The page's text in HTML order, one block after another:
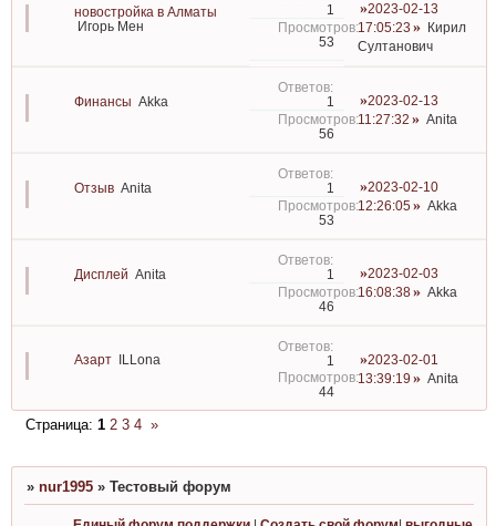
новостройка в Алматы
Игорь Мен
1
53
2023-02-13
17:05:23
Кирил
Султанович
Финансы Akka 1
56
2023-02-13
11:27:32
Anita
Отзыв Anita 1
53
2023-02-10
12:26:05
Akka
Дисплей Anita 1
46
2023-02-03
16:08:38
Akka
Азарт ILLona 1
44
2023-02-01
13:39:19
Anita
Страница: 1 2 3 4 »
» nur1995 » Тестовый форум